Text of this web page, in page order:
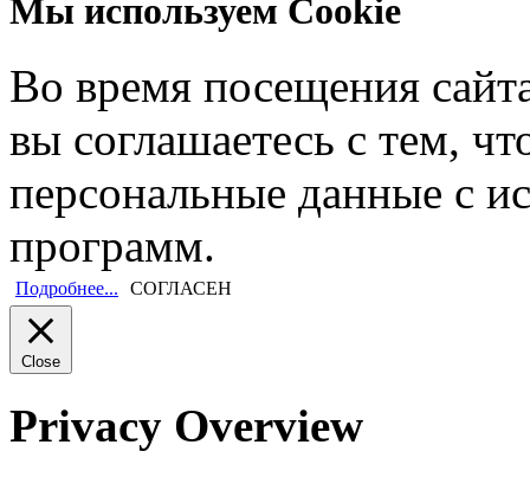
Мы используем Cookie
Во время посещения
вы соглашаетесь с тем,
персональные данные с
программ.
Подробнее... СОГЛАСЕН
Close
Privacy Overview